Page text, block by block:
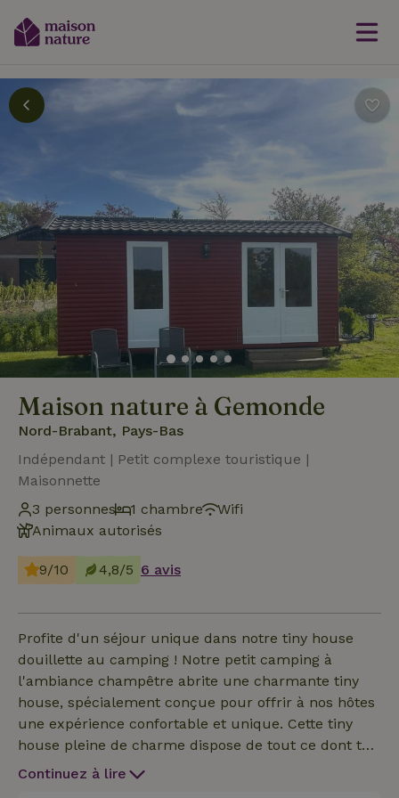
Maison nature à Gemonde
Nord-Brabant, Pays-Bas
Indépendant | Petit complexe touristique |
Maisonnette
3 personnes
1 chambre
Wifi
Animaux autorisés
9/10 4,8/5 6 avis
Profite d'un séjour unique dans notre tiny house
douillette au camping ! Notre petit camping à
l'ambiance champêtre abrite une charmante tiny
house, spécialement conçue pour offrir à nos hôtes
une expérience confortable et unique. Cette tiny
house pleine de charme dispose de tout ce dont tu
as besoin pour un séjour relaxant. La tiny house est
Continuez à lire